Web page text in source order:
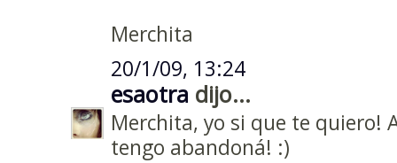
Merchita
20/1/09, 13:24
esaotra dijo...
Merchita, yo si que te quiero!
tengo abandoná! :)